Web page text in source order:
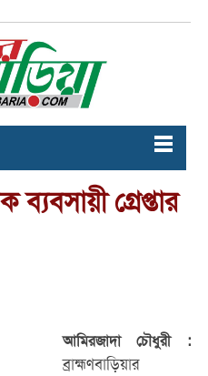
গ্রেপ্তার
আমিরজাদা চৌধুরী :
ব্রাহ্মণবাড়িয়ার